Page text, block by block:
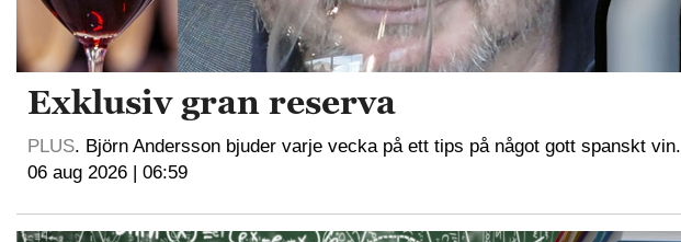
Exklusiv gran reserva
PLUS. Björn Andersson bjuder varje vecka på ett tips på något gott spanskt vin.
06 aug 2026 | 06:59